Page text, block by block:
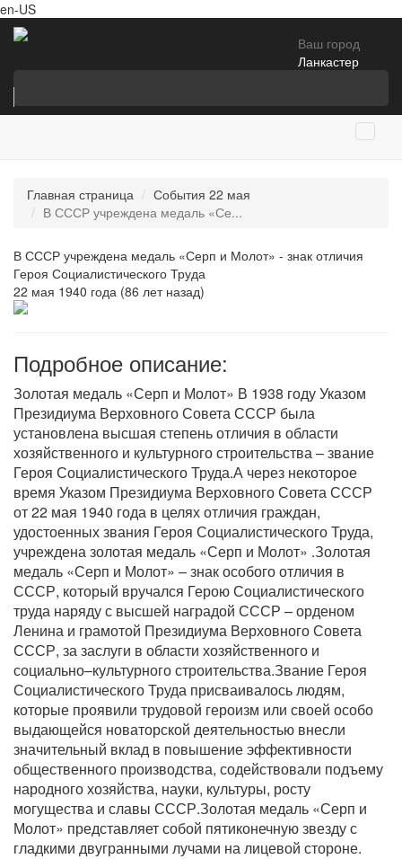
en-US
Ваш город
Ланкастер
Главная страница
События 22 мая
В СССР учреждена медаль «Се...
В СССР учреждена медаль «Серп и Молот» - знак отличия
Героя Социалистического Труда
22 мая 1940 года (86 лет назад)
Подробное описание:
Золотая медаль «Серп и Молот» В 1938 году Указом
Президиума Верховного Совета СССР была
установлена высшая степень отличия в области
хозяйственного и культурного строительства – звание
Героя Социалистического Труда.А через некоторое
время Указом Президиума Верховного Совета СССР
от 22 мая 1940 года в целях отличия граждан,
удостоенных звания Героя Социалистического Труда,
учреждена золотая медаль «Серп и Молот» .Золотая
медаль «Серп и Молот» – знак особого отличия в
СССР, который вручался Герою Социалистического
труда наряду с высшей наградой СССР – орденом
Ленина и грамотой Президиума Верховного Совета
СССР, за заслуги в области хозяйственного и
социально–культурного строительства.Звание Героя
Социалистического Труда присваивалось людям,
которые проявили трудовой героизм или своей особо
выдающейся новаторской деятельностью внесли
значительный вклад в повышение эффективности
общественного производства, содействовали подъему
народного хозяйства, науки, культуры, росту
могущества и славы СССР.Золотая медаль «Серп и
Молот» представляет собой пятиконечную звезду с
гладкими двугранными лучами на лицевой стороне.